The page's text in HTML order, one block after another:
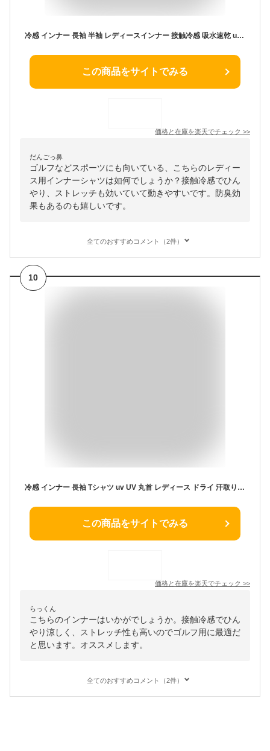
冷感 インナー 長袖 半袖 レディースインナー 接触冷感 吸水速乾 uv uvカット 重ね着 スポーツ ゴルフ 丸首 ドライ 汗取り 汗対策 消臭 ストレッチ 脇汗 大きいサイズ ワキさら 夏 y3522-2
この商品をサイトでみる
価格と在庫を楽天でチェック >>
だんごっ鼻
ゴルフなどスポーツにも向いている、こちらのレディー
ス用インナーシャツは如何でしょうか？接触冷感でひん
やり、ストレッチも効いていて動きやすいです。防臭効
果もあるのも嬉しいです。
全てのおすすめコメント（2件）
10
冷感 インナー 長袖 Tシャツ uv UV 丸首 レディース ドライ 汗取り 汗対策 消臭 ストレッチ 脇汗 大きいサイズ ワキさら 夏
この商品をサイトでみる
価格と在庫を楽天でチェック >>
らっくん
こちらのインナーはいかがでしょうか。接触冷感でひん
やり涼しく、ストレッチ性も高いのでゴルフ用に最適だ
と思います。オススメします。
全てのおすすめコメント（2件）